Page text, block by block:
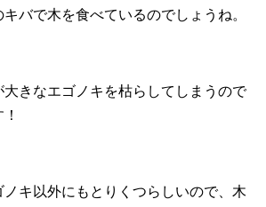
バで木を食べているのでしょうね。
大きなエゴノキを枯らしてしまうので
キ以外にもとりくつらしいので、木